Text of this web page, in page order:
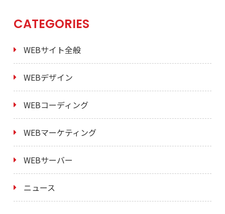
CATEGORIES
WEBサイト全般
WEBデザイン
WEBコーディング
WEBマーケティング
WEBサーバー
ニュース